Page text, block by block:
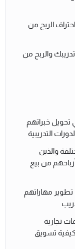
الربح من
والربح من
تحويل خبراتهم
التدريبية
والذين
من بيع
تطوير مهاراتهم
تجارية
تسويق